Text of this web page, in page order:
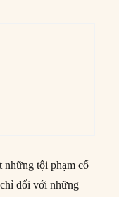
những tội phạm cổ
đối với những